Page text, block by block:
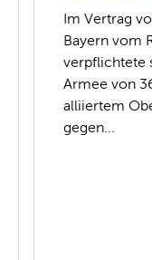
Im Vertrag
Bayern vom
verpflichtete
Armee von
alliiertem
gegen...